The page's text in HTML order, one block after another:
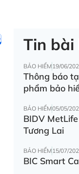
Tin bài
BẢO HIỂM19/06/
Thông báo
phẩm bảo
BẢO HIỂM05/05/
BIDV
Tương Lai
BẢO HIỂM15/07/
BIC Smart